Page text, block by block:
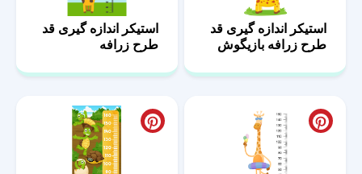
استیکر اندازه گیری قد
طرح زرافه بازیگوش
استیکر اندازه گیری قد
طرح زرافه